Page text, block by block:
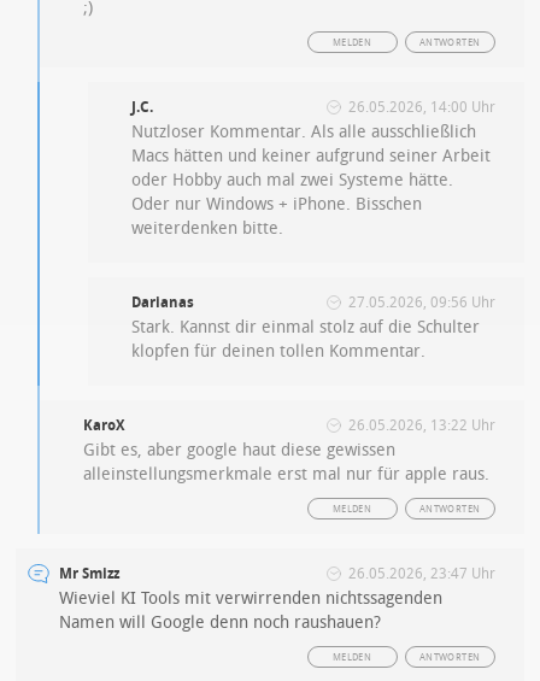
;)
ANTWORTEN
MELDEN
J.C. 26.05.2026, 14:00 Uhr
Nutzloser Kommentar. Als alle ausschließlich
Macs hätten und keiner aufgrund seiner Arbeit
oder Hobby auch mal zwei Systeme hätte.
Oder nur Windows + iPhone. Bisschen
weiterdenken bitte.
Darianas 27.05.2026, 09:56 Uhr
Stark. Kannst dir einmal stolz auf die Schulter
klopfen für deinen tollen Kommentar.
KaroX 26.05.2026, 13:22 Uhr
Gibt es, aber google haut diese gewissen
alleinstellungsmerkmale erst mal nur für apple raus.
ANTWORTEN
MELDEN
Mr Smizz 26.05.2026, 23:47 Uhr
Wieviel KI Tools mit verwirrenden nichtssagenden
Namen will Google denn noch raushauen?
ANTWORTEN
MELDEN